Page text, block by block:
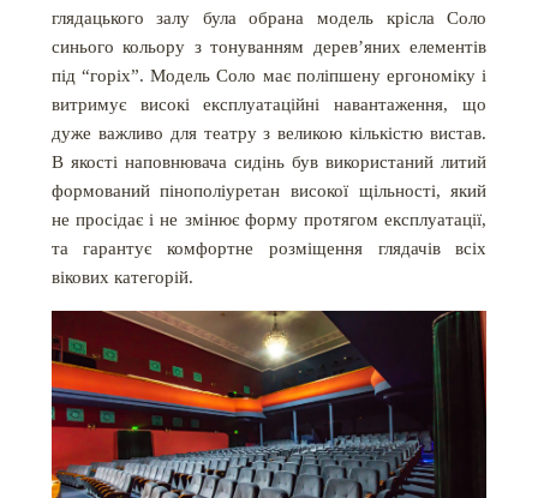
глядацького залу була обрана модель крісла Соло
синього кольору з тонуванням дерев’яних елементів
під “горіх”. Модель Соло має поліпшену ергономіку і
витримує високі експлуатаційні навантаження, що
дуже важливо для театру з великою кількістю вистав.
В якості наповнювача сидінь був використаний литий
формований пінополіуретан високої щільності, який
не просідає і не змінює форму протягом експлуатації,
та гарантує комфортне розміщення глядачів всіх
вікових категорій.